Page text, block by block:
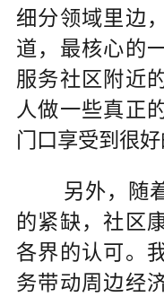
细分领域里边
道，最核心的
服务社区附近
人做一些真正
门口享受到很好
另外，随
的紧缺，社区
各界的认可。
务带动周边经